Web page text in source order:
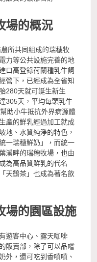
場的概況
所共同組成的瑞穗牧
力等公共設施完善的地
口高登錄荷蘭種乳牛飼
營下，已經成為全省知
280天就可誕生新生
305天，平均每頭乳牛
助小牛抵抗外界病源體
產的鮮乳經過加工就成
地、水質純淨的特色，
一瑞穗鮮奶」，而統一
溪畔的瑞穗牧場，也由
為高品質鮮乳的代名
天鶴茶」也成為著名飲
場的園區設施
遊客中心、露天咖啡
販賣部，除了可以品嚐
外，還可吃到香噴噴、